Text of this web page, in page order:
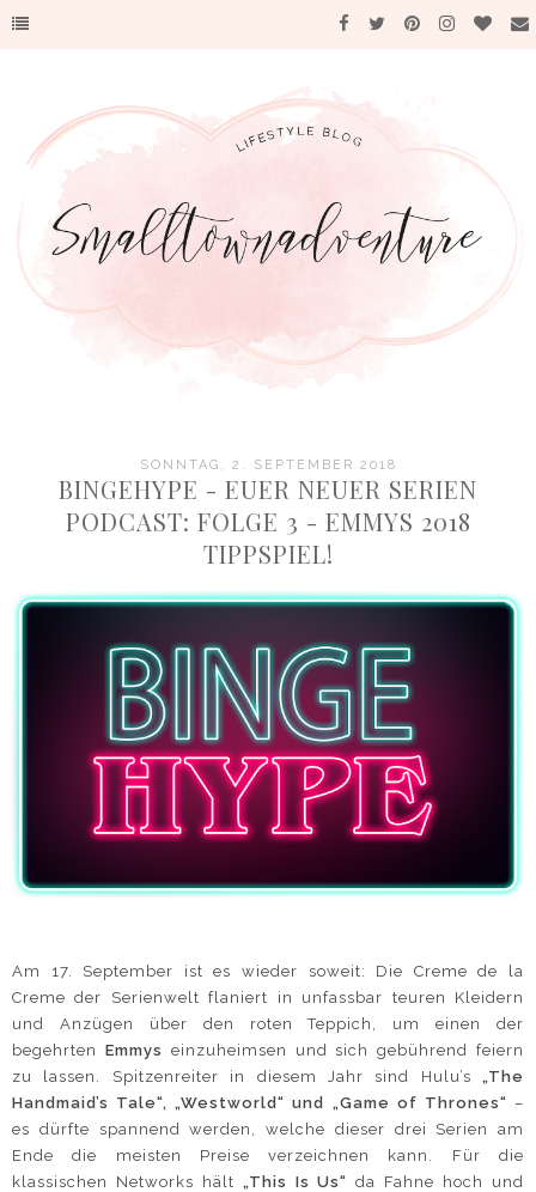
SONNTAG, 2. SEPTEMBER 2018
BINGEHYPE - EUER NEUER SERIEN
PODCAST: FOLGE 3 - EMMYS 2018
TIPPSPIEL!
Am 17. September ist es wieder soweit: Die Creme de la
Creme der Serienwelt flaniert in unfassbar teuren Kleidern
und Anzügen über den roten Teppich, um einen der
begehrten Emmys einzuheimsen und sich gebührend feiern
zu lassen. Spitzenreiter in diesem Jahr sind Hulu’s „The
Handmaid’s Tale“, „Westworld“ und „Game of Thrones“ –
es dürfte spannend werden, welche dieser drei Serien am
Ende die meisten Preise verzeichnen kann. Für die
klassischen Networks hält „This Is Us“da Fahne hoch und